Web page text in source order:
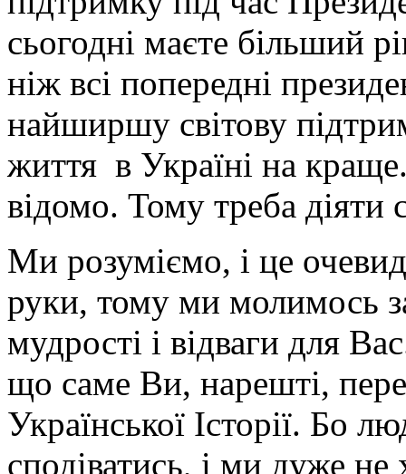
сьогодні маєте більший
ніж всі попередні
найширшу світову
життя в Україні на
відомо. Тому треба діяти
Ми розуміємо, і це
руки, тому ми молимось
мудрості і відваги для
що саме Ви, нарешті,
Української Історії. Бо
сподіватись, і ми дуже